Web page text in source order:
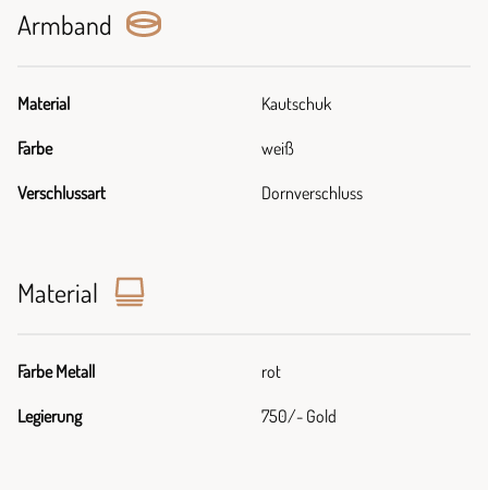
Armband
Material Kautschuk
Farbe weiß
Verschlussart Dornverschluss
Material
Farbe Metall rot
Legierung 750/- Gold